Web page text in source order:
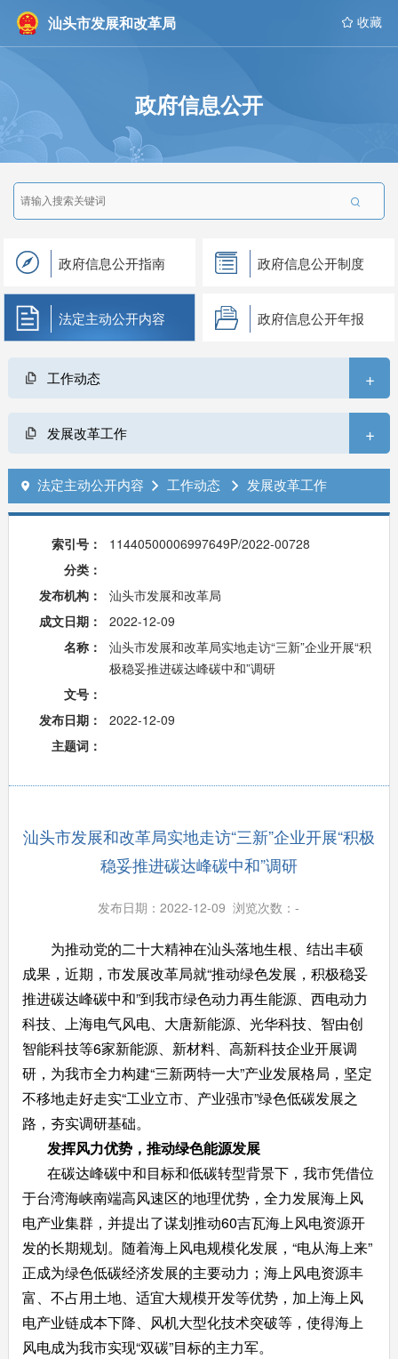
汕头市发展和改革局  收藏
政府信息公开

政府信息公开指南 政府信息公开制度
法定主动公开内容 政府信息公开年报
工作动态 +
发展改革工作 +
 法定主动公开内容  工作动态  发展改革工作
索引号：
11440500006997649P/2022-00728
分类：
发布机构：
汕头市发展和改革局
成文日期：
2022-12-09
名称：
汕头市发展和改革局实地走访“三新”企业开展“积
极稳妥推进碳达峰碳中和”调研
文号：
发布日期：
2022-12-09
主题词：
汕头市发展和改革局实地走访“三新”企业开展“积极
稳妥推进碳达峰碳中和”调研
发布日期：2022-12-09 浏览次数：-
为推动党的二十大精神在汕头落地生根、结出丰硕
成果，近期，市发展改革局就“推动绿色发展，积极稳妥
推进碳达峰碳中和”到我市绿色动力再生能源、西电动力
科技、上海电气风电、大唐新能源、光华科技、智由创
智能科技等6家新能源、新材料、高新科技企业开展调
研，为我市全力构建“三新两特一大”产业发展格局，坚定
不移地走好走实“工业立市、产业强市”绿色低碳发展之
路，夯实调研基础。
发挥风力优势，推动绿色能源发展
在碳达峰碳中和目标和低碳转型背景下，我市凭借位
于台湾海峡南端高风速区的地理优势，全力发展海上风
电产业集群，并提出了谋划推动60吉瓦海上风电资源开
发的长期规划。随着海上风电规模化发展，“电从海上来”
正成为绿色低碳经济发展的主要动力；海上风电资源丰
富、不占用土地、适宜大规模开发等优势，加上海上风
电产业链成本下降、风机大型化技术突破等，使得海上
风电成为我市实现“双碳”目标的主力军。